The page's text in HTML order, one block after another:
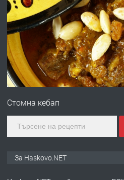
ПРЕДЛАГА Под НАЕМ
ПРЕДЛАГА
Нов
Стомна кебап
За Haskovo.NET